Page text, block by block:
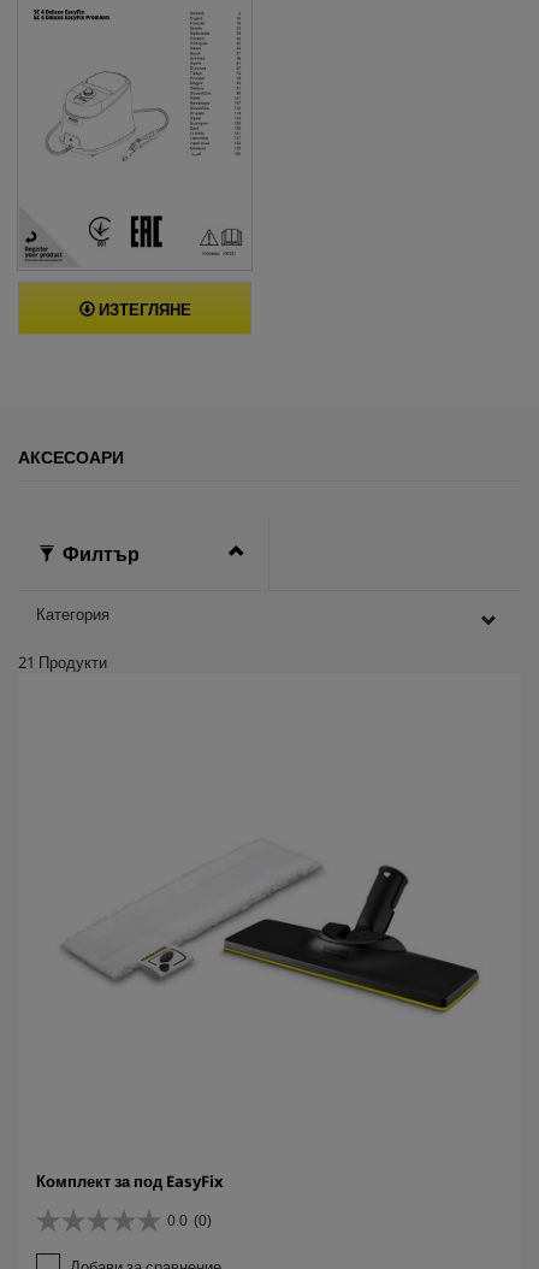
ИЗТЕГЛЯНЕ
АКСЕСОАРИ
Филтър
Категория
21 Продукти
Комплект за под EasyFix
0.0 (0)
0
.